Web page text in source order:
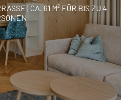
| CA. 61 M² FÜR BIS ZU 4